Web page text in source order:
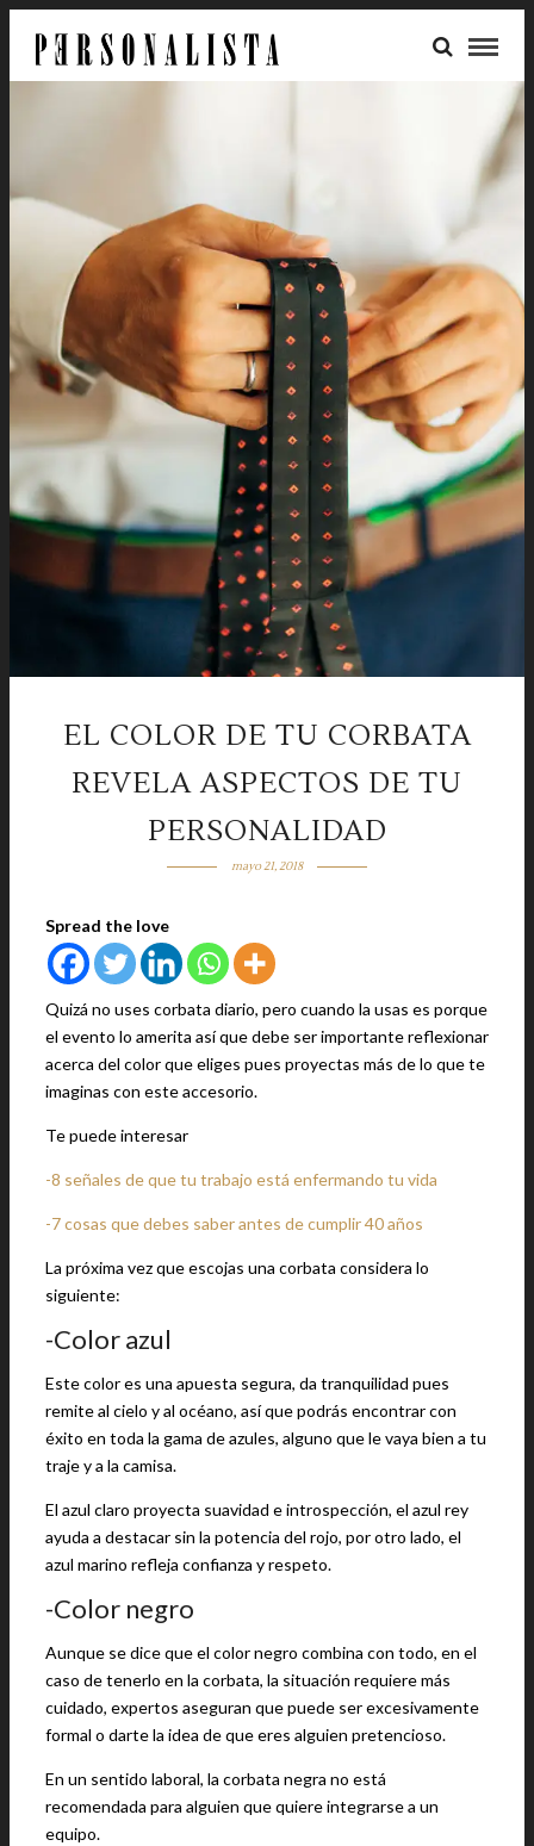
EL COLOR DE TU CORBATA
REVELA ASPECTOS DE TU
PERSONALIDAD
mayo 21, 2018
Spread the love
Quizá no uses corbata diario, pero cuando la usas es porque
el evento lo amerita así que debe ser importante reflexionar
acerca del color que eliges pues proyectas más de lo que te
imaginas con este accesorio.
Te puede interesar
-8 señales de que tu trabajo está enfermando tu vida
-7 cosas que debes saber antes de cumplir 40 años
La próxima vez que escojas una corbata considera lo
siguiente:
-Color azul
Este color es una apuesta segura, da tranquilidad pues
remite al cielo y al océano, así que podrás encontrar con
éxito en toda la gama de azules, alguno que le vaya bien a tu
traje y a la camisa.
El azul claro proyecta suavidad e introspección, el azul rey
ayuda a destacar sin la potencia del rojo, por otro lado, el
azul marino refleja confianza y respeto.
-Color negro
Aunque se dice que el color negro combina con todo, en el
caso de tenerlo en la corbata, la situación requiere más
cuidado, expertos aseguran que puede ser excesivamente
formal o darte la idea de que eres alguien pretencioso.
En un sentido laboral, la corbata negra no está
recomendada para alguien que quiere integrarse a un
equipo.